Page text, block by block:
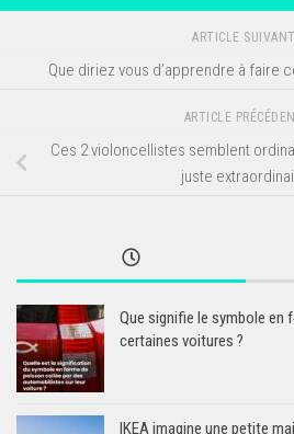
ARTICLE SUIVANT
Que diriez vous d’apprendre à faire
ARTICLE
Ces 2 violoncellistes semblent
juste
Que signifie le symbole en
certaines voitures ?
IKEA imagine une petite